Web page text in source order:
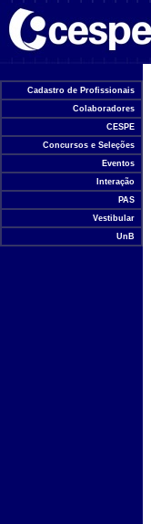
Cadastro de Profissionais
Colaboradores
CESPE
Concursos e Seleções
Eventos
Interação
PAS
Vestibular
UnB